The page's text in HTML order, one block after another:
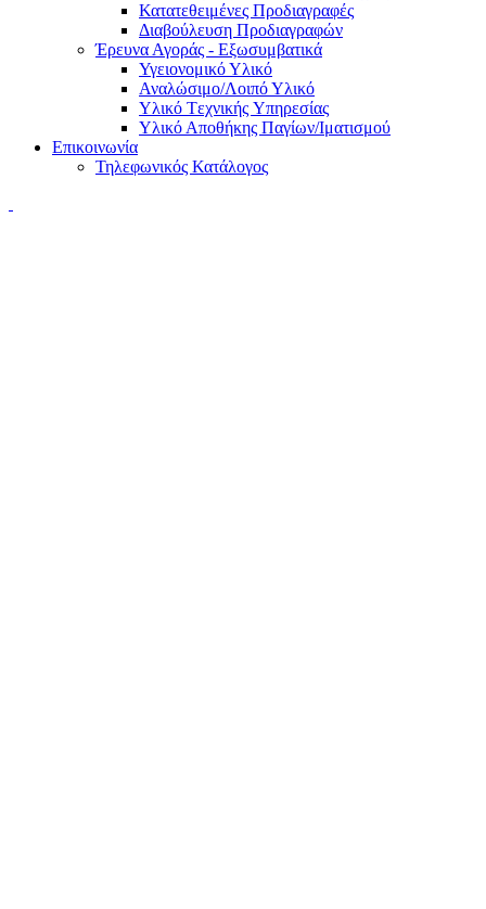
Κατατεθειμένες Προδιαγραφές
Διαβούλευση Προδιαγραφών
Έρευνα Αγοράς - Εξωσυμβατικά
Υγειονομικό Υλικό
Αναλώσιμο/Λοιπό Υλικό
Υλικό Tεχνικής Yπηρεσίας
Υλικό Αποθήκης Παγίων/Ιματισμού
Επικοινωνία
Τηλεφωνικός Κατάλογος